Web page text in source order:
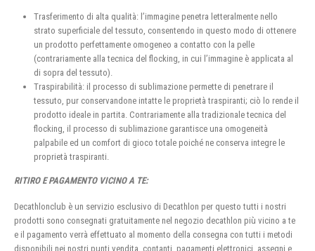
Trasferimento di alta qualità: l’immagine penetra letteralmente nello
strato superficiale del tessuto, consentendo in questo modo di ottenere
un prodotto perfettamente omogeneo a contatto con la pelle
(contrariamente alla tecnica del flocking, in cui l’immagine è applicata al
di sopra del tessuto).
Traspirabilità: il processo di sublimazione permette di penetrare il
tessuto, pur conservandone intatte le proprietà traspiranti; ciò lo rende il
prodotto ideale in partita. Contrariamente alla tradizionale tecnica del
flocking, il processo di sublimazione garantisce una omogeneità
palpabile ed un comfort di gioco totale poiché ne conserva integre le
proprietà traspiranti.
RITIRO E PAGAMENTO VICINO A TE:
Decathlonclub è un servizio esclusivo di Decathlon per questo tutti i nostri
prodotti sono consegnati gratuitamente nel negozio decathlon più vicino a te
e il pagamento verrà effettuato al momento della consegna con tutti i metodi
disponibili nei nostri punti vendita, contanti, pagamenti elettronici, assegni e